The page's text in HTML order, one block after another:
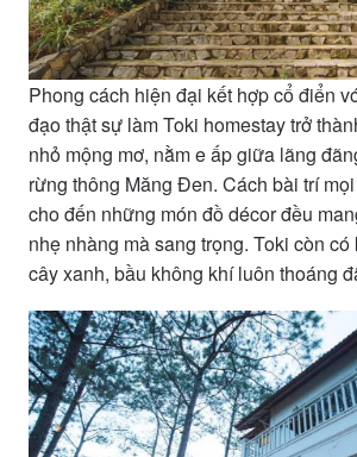
Phong cách hiện đại kết hợp cổ điển
đạo thật sự làm Toki homestay trở
nhỏ mộng mơ, nằm e ấp giữa lãng
rừng thông Măng Đen. Cách bài trí
cho đến những món đồ décor đều
nhẹ nhàng mà sang trọng. Toki còn
cây xanh, bầu không khí luôn thoáng